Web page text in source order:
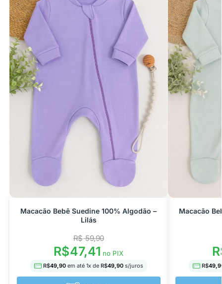
Macacão Bebê Suedine 100% Algodão –
Lilás
R$59,90
R$47,41 no PIX
R$49,90 em até 1x de R$49,90s/juros
Macacão
R$